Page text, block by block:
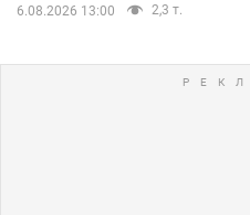
6.08.2026 13:00 2,3 т.